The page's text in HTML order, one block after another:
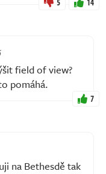
field of view?
pomáhá.
7
na Bethesdě tak